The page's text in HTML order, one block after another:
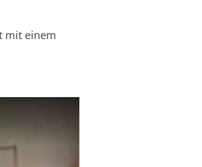
mit einem